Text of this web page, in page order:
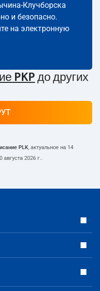
Клучборска
и безопасно.
на электронную
PKP до других
PLK, актуальное на 14
августа 2026 г..